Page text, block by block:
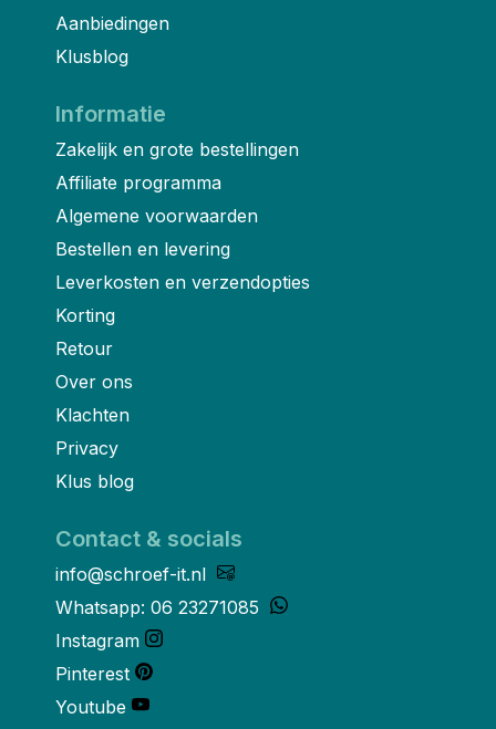
Aanbiedingen
Klusblog
Informatie
Zakelijk en grote bestellingen
Affiliate programma
Algemene voorwaarden
Bestellen en levering
Leverkosten en verzendopties
Korting
Retour
Over ons
Klachten
Privacy
Klus blog
Contact & socials
info@schroef-it.nl
Whatsapp: 06 23271085
Instagram
Pinterest
Youtube